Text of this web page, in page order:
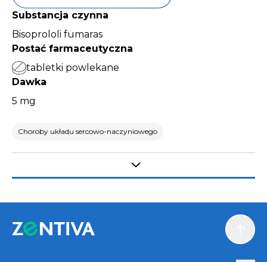
Substancja czynna
Bisoprololi fumaras
Postać farmaceutyczna
tabletki powlekane
Dawka
5 mg
Choroby układu sercowo-naczyniowego